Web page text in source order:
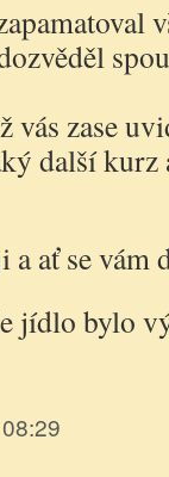
vás zase
další kurz
a ať se vám
jídlo bylo